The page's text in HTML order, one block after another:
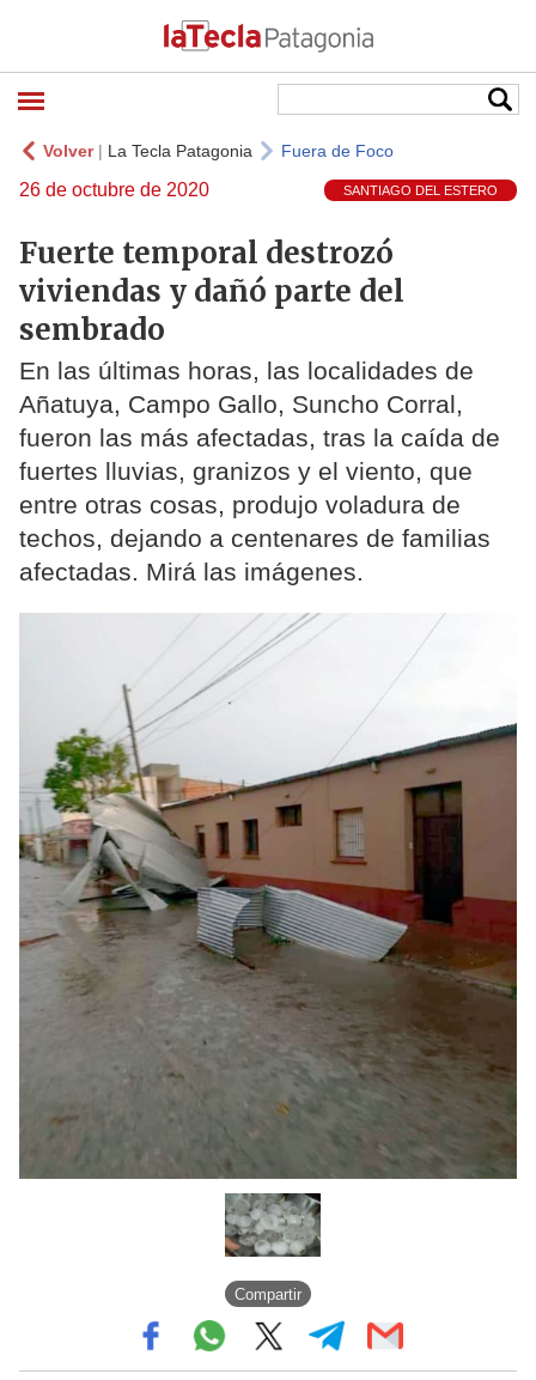
Volver| La Tecla Patagonia Fuera de Foco
26 de octubre de 2020 SANTIAGO DEL ESTERO
Fuerte temporal destrozó
viviendas y dañó parte del
sembrado
En las últimas horas, las localidades de
Añatuya, Campo Gallo, Suncho Corral,
fueron las más afectadas, tras la caída de
fuertes lluvias, granizos y el viento, que
entre otras cosas, produjo voladura de
techos, dejando a centenares de familias
afectadas. Mirá las imágenes.
Compartir